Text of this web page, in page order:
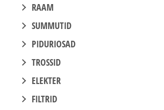
RAAM
SUMMUTID
PIDURIOSAD
TROSSID
ELEKTER
FILTRID